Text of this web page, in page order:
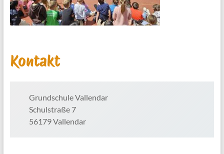
Kontakt
Grundschule Vallendar
Schulstraße 7
56179 Vallendar